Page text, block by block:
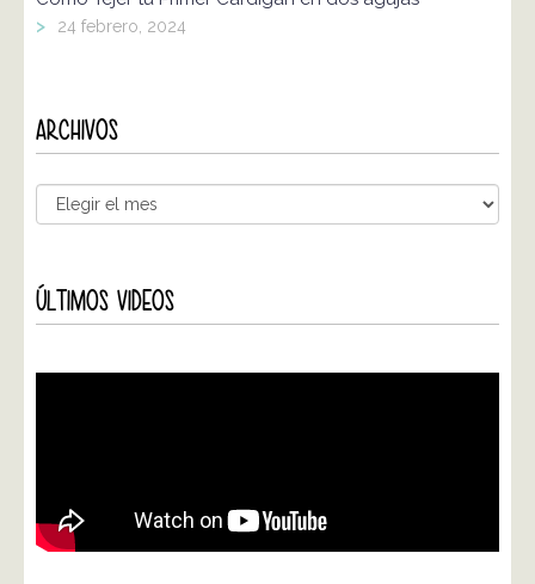
> 24 febrero, 2024
ARCHIVOS
ÚLTIMOS VIDEOS